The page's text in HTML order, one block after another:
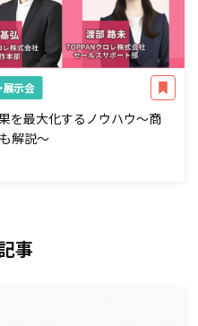
展示会
を最大化するノウハウ～商
解説～
事